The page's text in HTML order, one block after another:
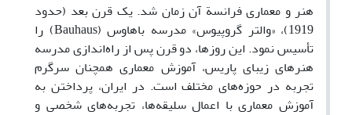
هنر و معماری فرانسة آن زمان شد. یک قرن بعد (حدود
1919)، «والتر گروپیوس» مدرسه باهاوس (Bauhaus) را
تأسیس نمود. این روزها، دو قرن پس از راه‌اندازی مدرسه
هنرهای زیبای پاریس، آموزش معماری همچنان سرگرم
تجربه در حوزه‌های مختلف است. در ایران، پرداختن به
آموزش معماری با اعمال سلیقه‌ها، تجربه‌های شخصی و